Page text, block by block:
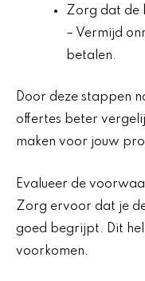
Zorg dat de
– Vermijd
betalen.
Door deze stappen
offertes beter
maken voor jouw
Evalueer de
Zorg ervoor dat je
goed begrijpt. Dit
voorkomen.